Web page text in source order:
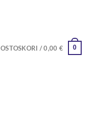
OSTOSKORI /0,00 € 0